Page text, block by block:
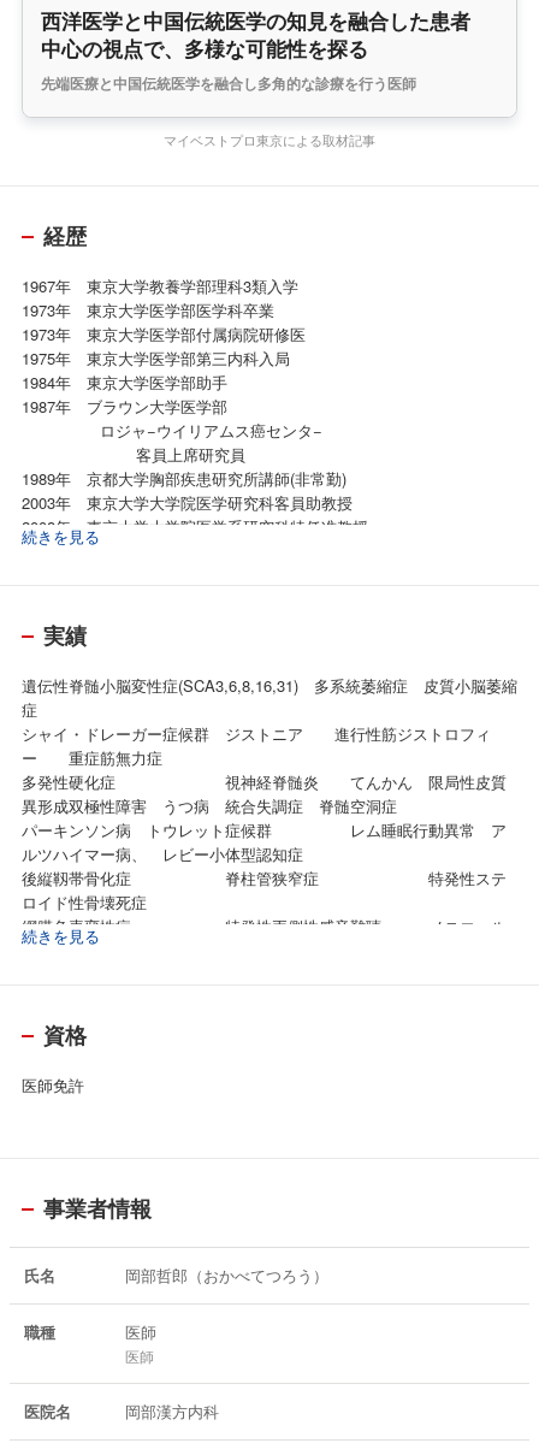
西洋医学と中国伝統医学の知見を融合した患者
中心の視点で、多様な可能性を探る
先端医療と中国伝統医学を融合し多角的な診療を行う医師
マイベストプロ東京による取材記事
経歴
1967年 東京大学教養学部理科3類入学
1973年 東京大学医学部医学科卒業
1973年 東京大学医学部付属病院研修医
1975年 東京大学医学部第三内科入局
1984年 東京大学医学部助手
1987年 ブラウン大学医学部
ロジャ−ウイリアムス癌センタ−
客員上席研究員
1989年 京都大学胸部疾患研究所講師(非常勤)
2003年 東京大学大学院医学研究科客員助教授
2008年 東京大学大学院医学系研究科特任准教授
2013年 東京大学大学院医学系研究科特任教授
続きを見る
実績
遺伝性脊髄小脳変性症(SCA3,6,8,16,31) 多系統萎縮症 皮質小脳萎縮
症
シャイ・ドレーガー症候群 ジストニア 進行性筋ジストロフィ
ー 重症筋無力症
多発性硬化症 視神経脊髄炎 てんかん 限局性皮質
異形成双極性障害 うつ病 統合失調症 脊髄空洞症
パーキンソン病 トウレット症候群 レム睡眠行動異常 ア
ルツハイマー病、 レビー小体型認知症
後縦靱帯骨化症 脊柱管狭窄症 特発性ステ
ロイド性骨壊死症
網膜色素変性症 特発性両側性感音難聴 メニエール
病
潰瘍性大腸炎 特発性間質性肺炎 非定型抗酸菌症
サルコイドーシス
テマトーデス シエーグレン症候群 間質性膀胱炎 慢性腎不
病性網膜症 黄斑前膜 コロナ後遺症 慢性心不全
著書：ルネサンスvol.17 間違いだらけの日本医療 その治療があなた
の体をダメにする オピニオン誌Renaissance（ダイレクト出版）
岡田 正彦 (著), 長尾 和宏、江部 康二、本山 輝幸、深作 秀春、岡部 哲
郎、佐々木 みのり、森田 洋之 (著), ダイレクト出版 (著) 形式: 単行本
緑内障は治ります！！: 緑内障治療のブレークスルー
続きを見る
資格
医師免許
事業者情報
氏名 岡部哲郎（おかべてつろう）
職種 医師
医師
医院名 岡部漢方内科